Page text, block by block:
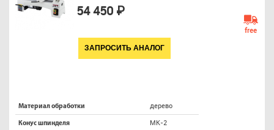
54 450 ₽
ЗАПРОСИТЬ АНАЛОГ
free
Материал обработки дерево
Конус шпинделя МК-2